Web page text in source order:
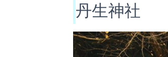
丹生神社